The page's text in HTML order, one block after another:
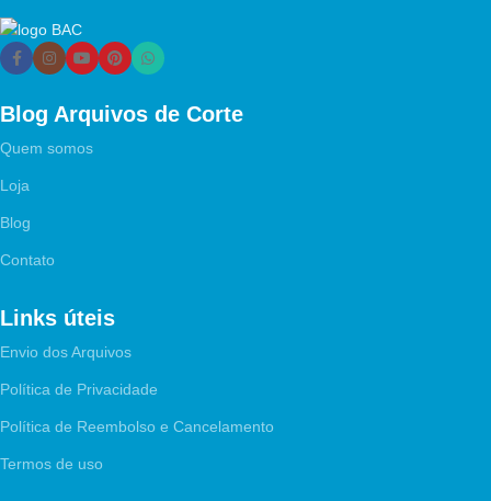
Blog Arquivos de Corte
Quem somos
Loja
Blog
Contato
Links úteis
Envio dos Arquivos
Política de Privacidade
Política de Reembolso e Cancelamento
Termos de uso